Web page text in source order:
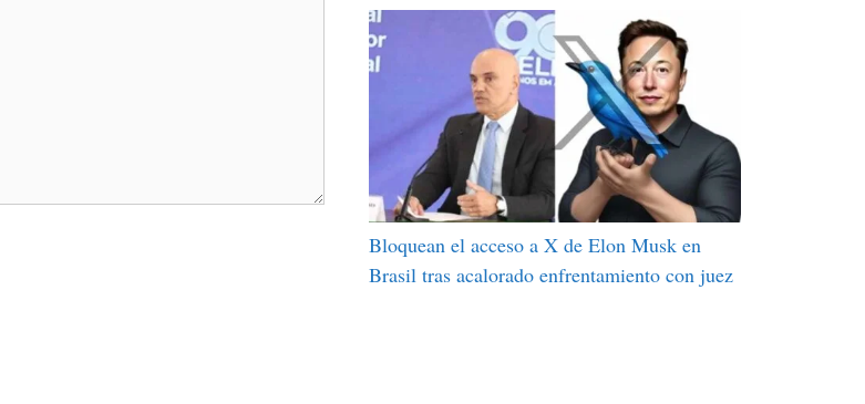
Bloquean el acceso a X de Elon Musk en
Brasil tras acalorado enfrentamiento con juez